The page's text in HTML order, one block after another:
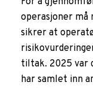
operasjoner må
sikrer at
tiltak. 2025 var
har samlet inn